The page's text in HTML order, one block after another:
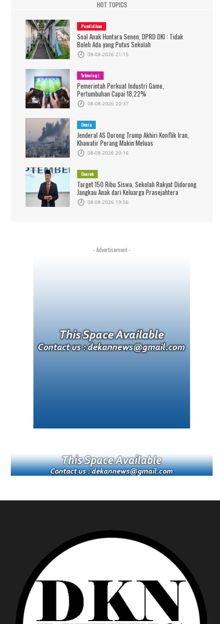
HOT TOPICS
Pendidikan
Soal Anak Huntara Senen, DPRD DKI : Tidak
Boleh Ada yang Putus Sekolah
08-08-2026 21:15
Teknologi
Pemerintah Perkuat Industri Game,
Pertumbuhan Capai 18,22%
08-08-2026 20:37
Dunia
Jenderal AS Dorong Trump Akhiri Konflik Iran,
Khawatir Perang Makin Meluas
08-08-2026 20:16
Daerah
Target 150 Ribu Siswa, Sekolah Rakyat Didorong
Jangkau Anak dari Keluarga Prasejahtera
08-08-2026 19:56
- Advertisement -